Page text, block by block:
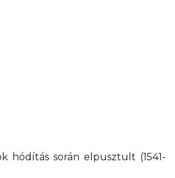
hódítás során elpusztult (1541-